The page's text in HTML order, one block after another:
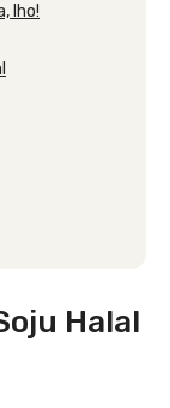
lho!
Halal